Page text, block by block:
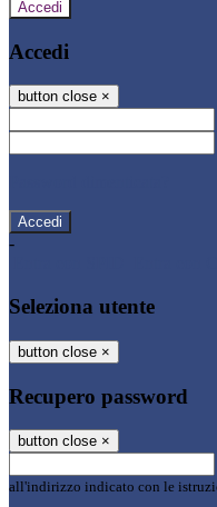
Accedi
Accedi
button close ×
-
Seleziona utente
button close ×
Recupero password
button close ×
all'indirizzo indicato con le